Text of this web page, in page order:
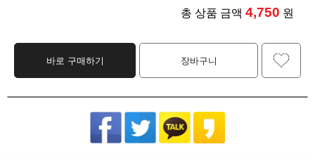
총 상품 금액 4,750 원
바로 구매하기 장바구니